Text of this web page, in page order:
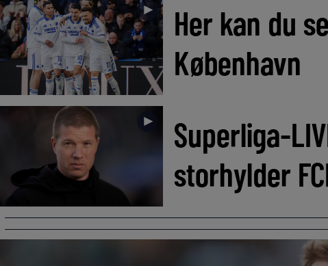
►
Her kan du
København
►
Superliga-
storhylder